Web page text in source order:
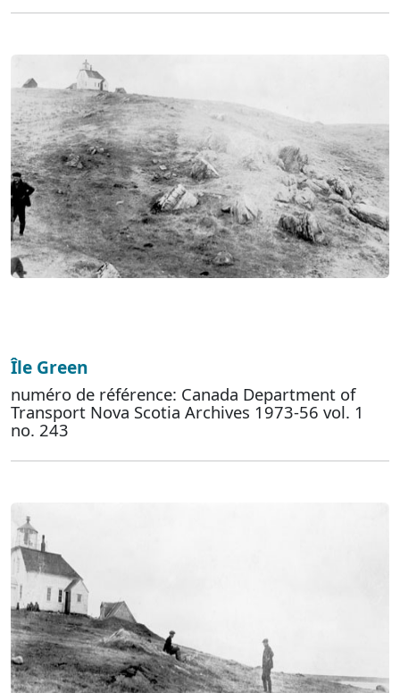
Île Green
numéro de référence: Canada Department of
Transport Nova Scotia Archives 1973-56 vol. 1
no. 243